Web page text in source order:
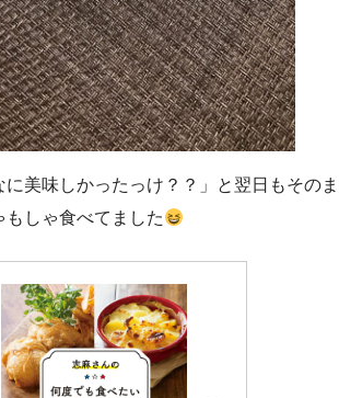
に美味しかったっけ？？」と翌日もそのま
しゃ食べてました